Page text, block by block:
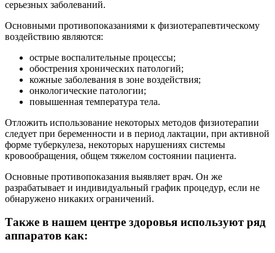
серьезных заболеваний.
Основными противопоказаниями к физиотерапевтическому
воздействию являются:
острые воспалительные процессы;
обострения хронических патологий;
кожные заболевания в зоне воздействия;
онкологические патологии;
повышенная температура тела.
Отложить использование некоторых методов физиотерапии
следует при беременности и в период лактации, при активной
форме туберкулеза, некоторых нарушениях системы
кровообращения, общем тяжелом состоянии пациента.
Основные противопоказания выявляет врач. Он же
разрабатывает и индивидуальный график процедур, если не
обнаружено никаких ограничений.
Также в нашем центре здоровья используют ряд
аппаратов как: